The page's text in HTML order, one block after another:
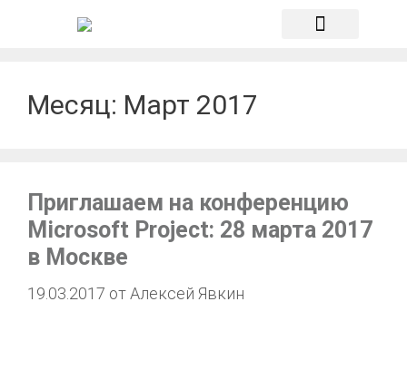
Месяц: Март 2017
Приглашаем на конференцию
Microsoft Project: 28 марта 2017
в Москве
19.03.2017 отАлексей Явкин